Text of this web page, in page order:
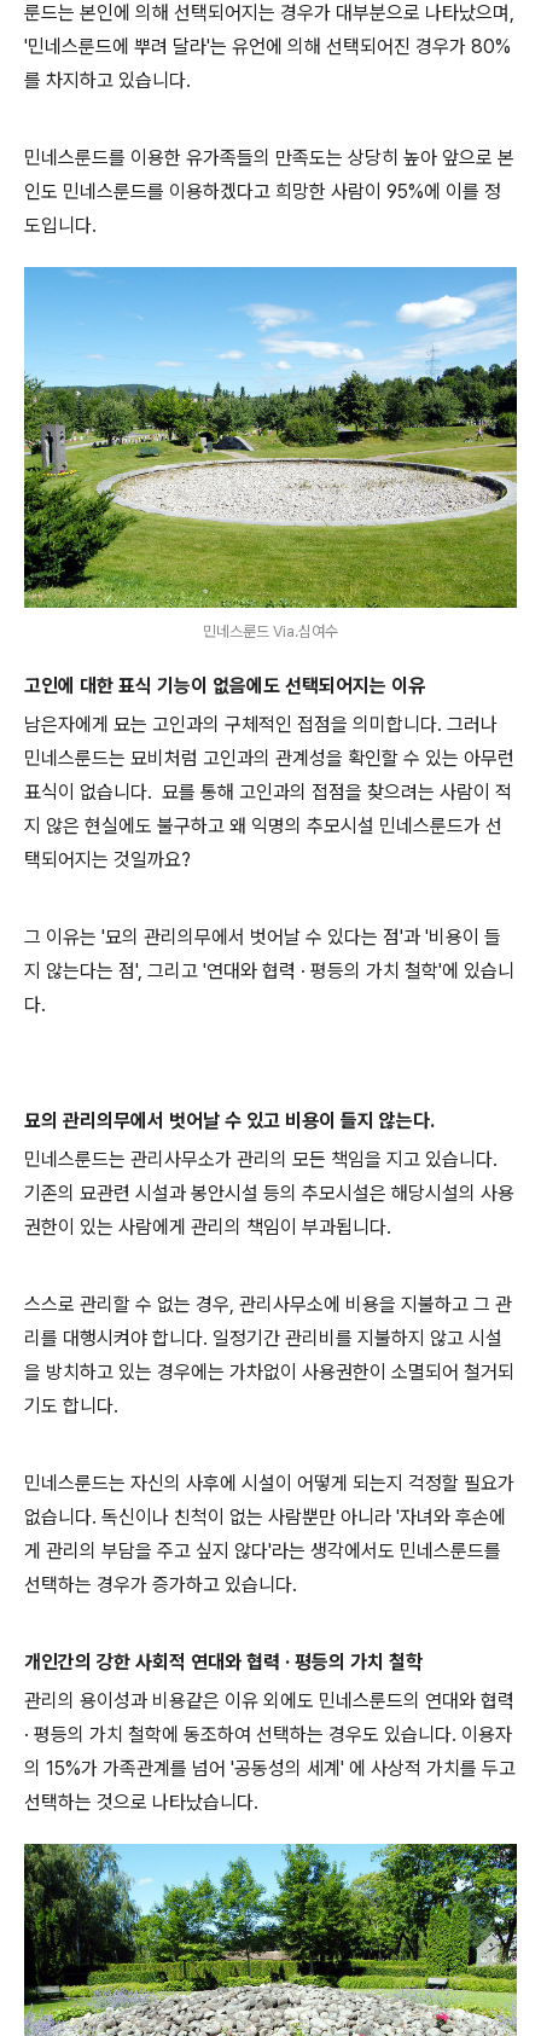
룬드는 본인에 의해 선택되어지는 경우가 대부분으로 나타났으며,
'민네스룬드에 뿌려 달라'는 유언에 의해 선택되어진 경우가 80%
를 차지하고 있습니다.
민네스룬드를 이용한 유가족들의 만족도는 상당히 높아 앞으로 본
인도 민네스룬드를 이용하겠다고 희망한 사람이 95%에 이를 정
도입니다.
민네스룬드 Via.심여수
고인에 대한 표식 기능이 없음에도 선택되어지는 이유
남은자에게 묘는 고인과의 구체적인 접점을 의미합니다. 그러나
민네스룬드는 묘비처럼 고인과의 관계성을 확인할 수 있는 아무런
표식이 없습니다. 묘를 통해 고인과의 접점을 찾으려는 사람이 적
지 않은 현실에도 불구하고 왜 익명의 추모시설 민네스룬드가 선
택되어지는 것일까요?
그 이유는 '묘의 관리의무에서 벗어날 수 있다는 점'과 '비용이 들
지 않는다는 점', 그리고 '연대와 협력 · 평등의 가치 철학'에 있습니
다.
묘의 관리의무에서 벗어날 수 있고 비용이 들지 않는다.
민네스룬드는 관리사무소가 관리의 모든 책임을 지고 있습니다.
기존의 묘관련 시설과 봉안시설 등의 추모시설은 해당시설의 사용
권한이 있는 사람에게 관리의 책임이 부과됩니다.
스스로 관리할 수 없는 경우, 관리사무소에 비용을 지불하고 그 관
리를 대행시켜야 합니다. 일정기간 관리비를 지불하지 않고 시설
을 방치하고 있는 경우에는 가차없이 사용권한이 소멸되어 철거되
기도 합니다.
민네스룬드는 자신의 사후에 시설이 어떻게 되는지 걱정할 필요가
없습니다. 독신이나 친척이 없는 사람뿐만 아니라 '자녀와 후손에
게 관리의 부담을 주고 싶지 않다'라는 생각에서도 민네스룬드를
선택하는 경우가 증가하고 있습니다.
개인간의 강한 사회적 연대와 협력 · 평등의 가치 철학
관리의 용이성과 비용같은 이유 외에도 민네스룬드의 연대와 협력
· 평등의 가치 철학에 동조하여 선택하는 경우도 있습니다. 이용자
의 15%가 가족관계를 넘어 '공동성의 세계' 에 사상적 가치를 두고
선택하는 것으로 나타났습니다.